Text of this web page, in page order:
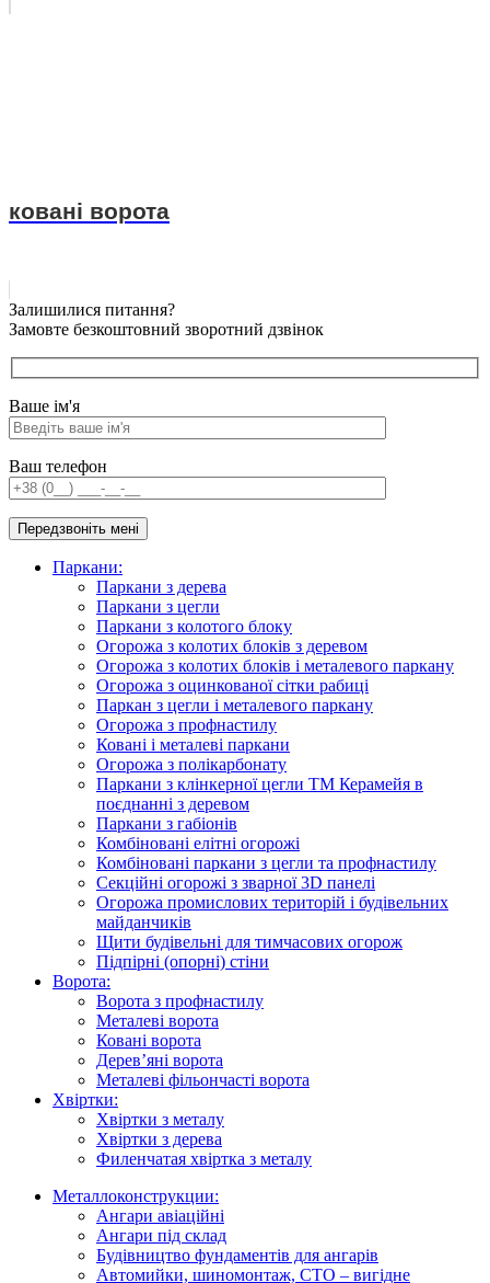
ковані ворота
Залишилися питання?
Замовте безкоштовний зворотний дзвінок
Ваше ім'я
Ваш телефон
Паркани:
Паркани з дерева
Паркани з цегли
Паркани з колотого блоку
Огорожа з колотих блоків з деревом
Огорожа з колотих блоків і металевого паркану
Огорожа з оцинкованої сітки рабиці
Паркан з цегли і металевого паркану
Огорожа з профнастилу
Ковані і металеві паркани
Огорожа з полікарбонату
Паркани з клінкерної цегли ТМ Керамейя в
поєднанні з деревом
Паркани з габіонів
Комбіновані елітні огорожі
Комбіновані паркани з цегли та профнастилу
Секційні огорожі з зварної 3D панелі
Огорожа промислових територій і будівельних
майданчиків
Щити будівельні для тимчасових огорож
Підпірні (опорні) стіни
Ворота:
Ворота з профнастилу
Металеві ворота
Ковані ворота
Дерев’яні ворота
Металеві фільончасті ворота
Хвіртки:
Хвіртки з металу
Хвіртки з дерева
Филенчатая хвіртка з металу
Металлоконструкции:
Ангари авіаційні
Ангари під склад
Будівництво фундаментів для ангарів
Автомийки, шиномонтаж, СТО – вигідне